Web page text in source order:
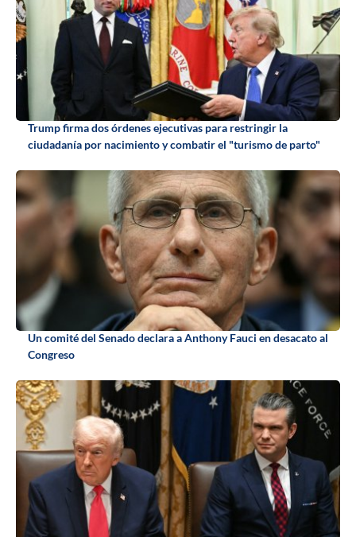
Trump firma dos órdenes ejecutivas para restringir la
ciudadanía por nacimiento y combatir el "turismo de parto"
Un comité del Senado declara a Anthony Fauci en desacato al
Congreso